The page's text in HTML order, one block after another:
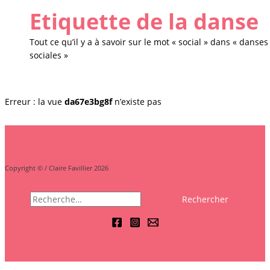
Etiquette de la danse
Tout ce qu’il y a à savoir sur le mot « social » dans « danses
sociales »
Erreur : la vue da67e3bg8fn’existe pas
Copyright © / Claire Favillier 2026
Rechercher :